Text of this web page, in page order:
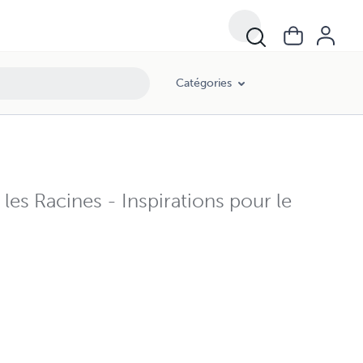
Catégories
Racines - Inspirations pour le